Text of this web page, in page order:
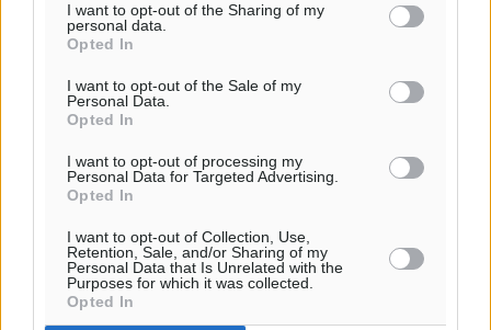
I want to opt-out of the Sharing of my
personal data.
Opted In
I want to opt-out of the Sale of my
Personal Data.
Opted In
I want to opt-out of processing my
Personal Data for Targeted Advertising.
Opted In
I want to opt-out of Collection, Use,
Retention, Sale, and/or Sharing of my
Personal Data that Is Unrelated with the
Purposes for which it was collected.
Opted In
Μυστικές Υπηρεσίες Ισραήλ: Σε ποιο